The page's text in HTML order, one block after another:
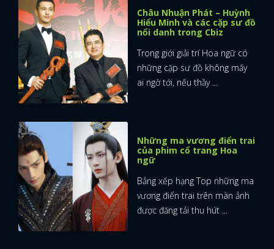
Châu Nhuận Phát – Huỳnh
Hiểu Minh và các cặp sư đồ
nổi danh trong Cbiz
Trong giới giải trí Hoa ngữ có
những cặp sư đồ không mấy
ai ngờ tới, nếu thầy ...
Những ma vương điển trai
của phim cổ trang Hoa
ngữ
Bảng xếp hạng Top những ma
vương điển trai trên màn ảnh
được đăng tải thu hút ...